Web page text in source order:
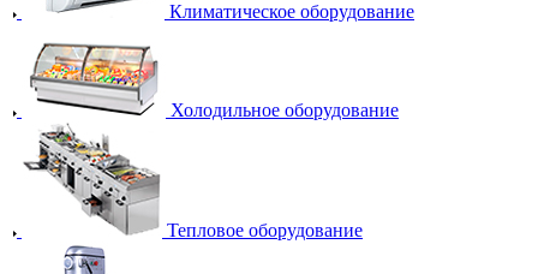
Климатическое оборудование
Холодильное оборудование
Тепловое оборудование